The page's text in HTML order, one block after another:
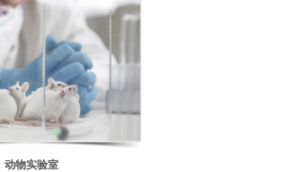
动物实验室